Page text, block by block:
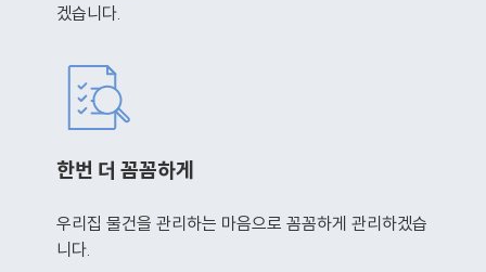
겠습니다.
한번 더 꼼꼼하게
우리집 물건을 관리하는 마음으로 꼼꼼하게 관리하겠습
니다.